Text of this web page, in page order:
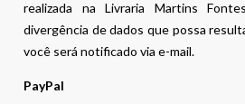
realizada na Livraria Martins
divergência de dados que possa
você será notificado via e-mail.
PayPal